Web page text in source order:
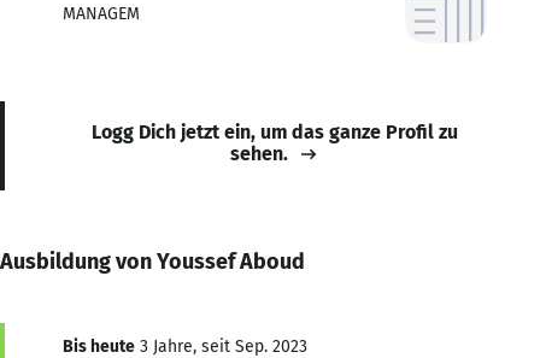
MANAGEM
Logg Dich jetzt ein, um das ganze Profil zu
sehen.
Ausbildung von Youssef Aboud
Bis heute 3 Jahre, seit Sep. 2023